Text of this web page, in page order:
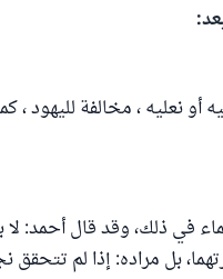
نعليه ، مخالفة لليهود ،
في ذلك، وقد قال أحمد:
بل مراده: إذا لم تتحقق